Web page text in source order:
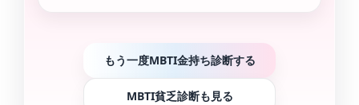
もう一度MBTI金持ち診断する
MBTI貧乏診断も見る